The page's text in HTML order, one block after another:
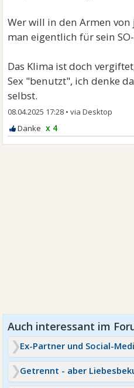
Wer will in den Armen
man eigentlich für sein
Das Klima ist doch
Sex "benutzt", ich denke
selbst.
08.04.2025 17:28 •
x 4